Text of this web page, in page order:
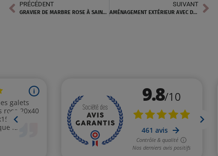
PRÉCÉDENT
GRAVIER DE MARBRE ROSE À SAINT-RAPHAËL : L’ÉLÉGANCE NATURELLE POUR SUBLIMER VOS AMÉNAGEMENTS EXTÉRIEURS
SUIVANT
AMÉNAGEMENT EXTÉRIEUR AVEC DES GALETS DE MARBRE ROSE À JUAN-LES-PINS : UN CHARME ÉLÉGANT POUR VOTRE ESPACE EXTÉRIEUR